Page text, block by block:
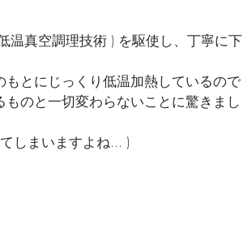
温真空調理技術 ) を駆使し、丁寧に下
とにじっくり低温加熱しているので
のと一切変わらないことに驚きまし
しまいますよね... )